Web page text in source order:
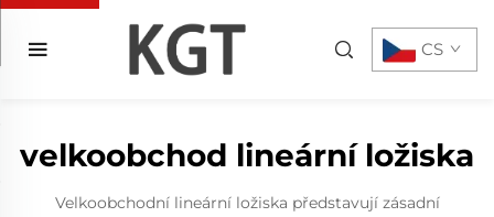
CS
velkoobchod lineární ložiska
Velkoobchodní lineární ložiska představují zásadní